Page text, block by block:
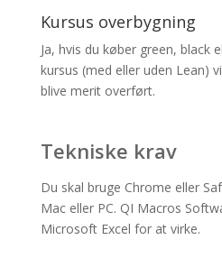
Kursus overbygning
Ja, hvis du køber green, black
kursus (med eller uden Lean)
blive merit overført.
Tekniske krav
Du skal bruge Chrome eller
Mac eller PC. QI Macros
Microsoft Excel for at virke.